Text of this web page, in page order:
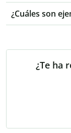
¿Cuáles son
¿Te ha